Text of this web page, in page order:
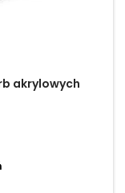
akrylowych